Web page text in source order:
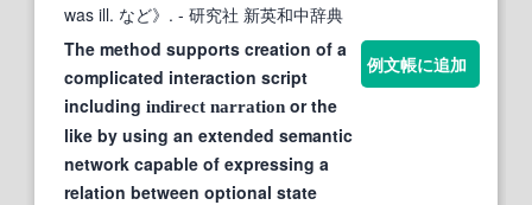
was ill. など》. - 研究社 新英和中辞典
The method supports creation of a
complicated interaction script
including indirect narration or the
like by using an extended semantic
network capable of expressing a
relation between optional state
例文帳に追加